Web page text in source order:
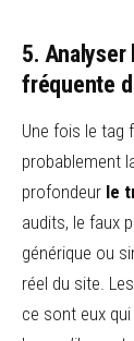
5. Analyser
fréquente
Une fois le tag
probablement
profondeur le
audits, le faux
générique ou
réel du site.
ce sont eux